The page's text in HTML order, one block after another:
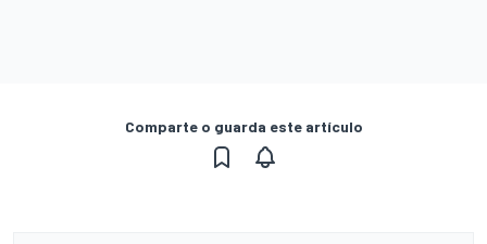
Comparte o guarda este artículo